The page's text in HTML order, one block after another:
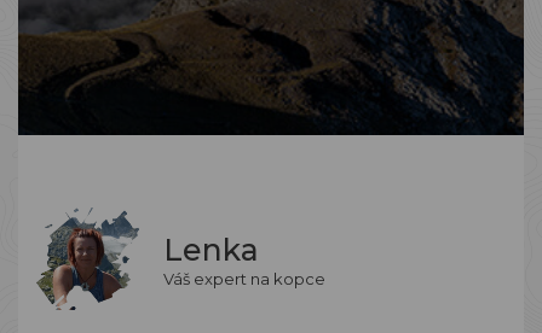
Lenka
Váš expert na kopce